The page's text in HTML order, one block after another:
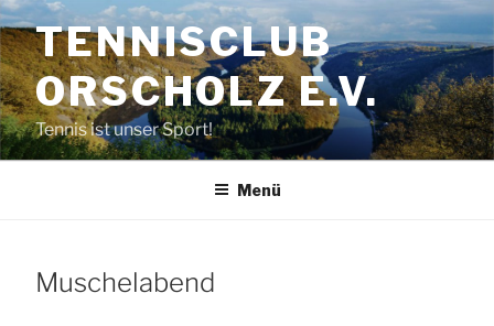
Zum
Inhalt
springenTENNISCLUB
ORSCHOLZ E.V.
Tennis ist unser Sport!
Menü
Muschelabend